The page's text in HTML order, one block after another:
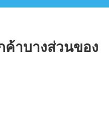
ค้าบางส่วนของ